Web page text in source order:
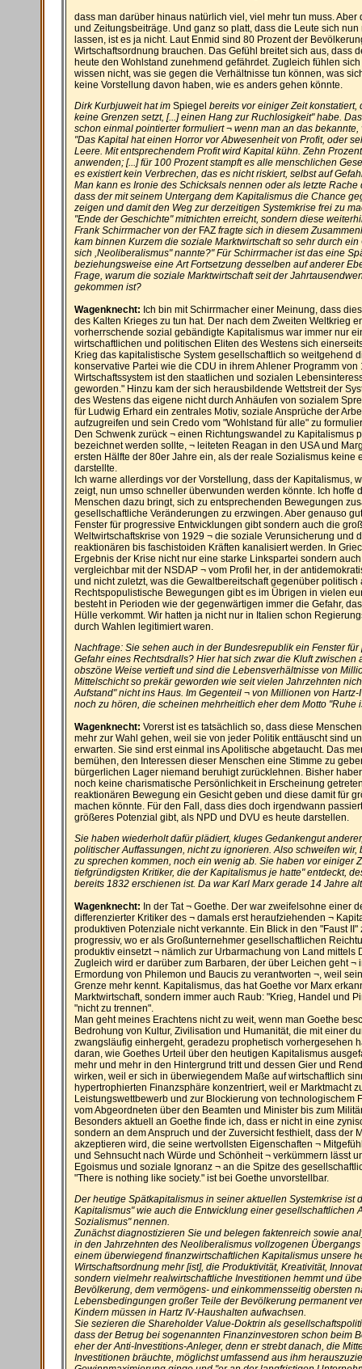
dass man darüber hinaus natürlich viel, viel mehr tun muss.
und Zeitungsbeiträge. Und ganz so platt, dass die Leute sich
lassen, ist es ja nicht. Laut Enmid sind 80 Prozent der
Wirtschaftsordnung brauchen. Das Gefühl breitet sich aus, dass
heute den Wohlstand zunehmend gefährdet. Zugleich fühlen
wissen nicht, was sie gegen die Verhältnisse tun können, was
keine Vorstellung davon haben, wie es anders gehen könnte.
Dirk Kurbjuweit hat im Spiegel bereits vor einiger Zeit
keine Grenzen setzt, [...] einen Hang zur Ruchlosigkeit" habe.
schon einmal pointierter formuliert ¬ wenn man an das
"Das Kapital hat einen Horror vor Abwesenheit von Profit, oder
Leere. Mit entsprechendem Profit wird Kapital kühn. Zehn
anwenden; [...] für 100 Prozent stampft es alle menschlichen
es existiert kein Verbrechen, das es nicht riskiert, selbst auf
Man kann es Ironie des Schicksals nennen oder als letzte
dass der mit seinem Untergang dem Kapitalismus die Chance
zeigen und damit den Weg zur derzeitigen Systemkrise frei zu
"Ende der Geschichte" mitnichten erreicht, sondern diese
Frank Schirrmacher von der FAZ fragte sich in diesem
kam binnen Kurzem die soziale Marktwirtschaft so sehr durch
sich ,Neoliberalismus" nannte?" Für Schirrmacher ist das eine
beziehungsweise eine Art Fortsetzung desselben auf anderer
Frage, warum die soziale Marktwirtschaft seit der
gekommen ist?
Wagenknecht: Ich bin mit Schirrmacher einer Meinung, dass
des Kalten Krieges zu tun hat. Der nach dem Zweiten Weltkrieg
vorherrschende sozial gebändigte Kapitalismus war immer nur
wirtschaftlichen und politischen Eliten des Westens sich
Krieg das kapitalistische System gesellschaftlich so weitgehend
konservative Partei wie die CDU in ihrem Ahlener Programm
Wirtschaftssystem ist den staatlichen und sozialen
geworden." Hinzu kam der sich herausbildende Wettstreit der
des Westens das eigene nicht durch Anhäufen von sozialem
für Ludwig Erhard ein zentrales Motiv, soziale Ansprüche der
aufzugreifen und sein Credo vom "Wohlstand für alle" zu
Den Schwenk zurück ¬ einen Richtungswandel zu Kapitalismus
bezeichnet werden sollte, ¬ leiteten Reagan in den USA und
ersten Hälfte der 80er Jahre ein, als der reale Sozialismus keine
darstellte.
Ich warne allerdings vor der Vorstellung, dass der Kapitalismus,
zeigt, nun umso schneller überwunden werden könnte. Ich hoffe
Menschen dazu bringt, sich zu entsprechenden Bewegungen
gesellschaftliche Veränderungen zu erzwingen. Aber genauso
Fenster für progressive Entwicklungen gibt sondern auch die
Weltwirtschaftskrise von 1929 ¬ die soziale Verunsicherung und
reaktionären bis faschistoiden Kräften kanalisiert werden. In
Ergebnis der Krise nicht nur eine starke Linkspartei sondern
vergleichbar mit der NSDAP ¬ vom Profil her, in der
und nicht zuletzt, was die Gewaltbereitschaft gegenüber
Rechtspopulistische Bewegungen gibt es im Übrigen in vielen
besteht in Perioden wie der gegenwärtigen immer die Gefahr,
Hülle verkommt. Wir hatten ja nicht nur in Italien schon
durch Wahlen legitimiert waren.
Nachfrage: Sie sehen auch in der Bundesrepublik ein Fenster
Gefahr eines Rechtsdralls? Hier hat sich zwar die Kluft
obszöne Weise vertieft und sind die Lebensverhältnisse von
Mittelschicht so prekär geworden wie seit vielen Jahrzehnten
Aufstand" nicht ins Haus. Im Gegenteil ¬ von Millionen von
noch zu hören, die scheinen mehrheitlich eher dem Motto "Ruhe
Wagenknecht: Vorerst ist es tatsächlich so, dass diese
mehr zur Wahl gehen, weil sie von jeder Politik enttäuscht sind
erwarten. Sie sind erst einmal ins Apolitische abgetaucht. Das
bemühen, den Interessen dieser Menschen eine Stimme zu
bürgerlichen Lager niemand beruhigt zurücklehnen. Bisher
noch keine charismatische Persönlichkeit in Erscheinung
reaktionären Bewegung ein Gesicht geben und diese damit für
machen könnte. Für den Fall, dass dies doch irgendwann
größeres Potenzial gibt, als NPD und DVU es heute darstellen.
Sie haben wiederholt dafür plädiert, kluges Gedankengut
politischer Auffassungen, nicht zu ignorieren. Also schweifen
zu sprechen kommen, noch ein wenig ab. Sie haben vor einiger
tiefgründigsten Kritiker, die der Kapitalismus je hatte" entdeckt,
bereits 1832 erschienen ist. Da war Karl Marx gerade 14 Jahre
Wagenknecht: In der Tat ¬ Goethe. Der war zweifelsohne einer
differenzierter Kritiker des ¬ damals erst heraufziehenden ¬
produktiven Potenziale nicht verkannte. Ein Blick in den "Faust
progressiv, wo er als Großunternehmer gesellschaftlichen
produktiv einsetzt ¬ nämlich zur Urbarmachung von Land mittels
Zugleich wird er darüber zum Barbaren, der über Leichen geht ¬
Ermordung von Philemon und Baucis zu verantworten ¬, weil
Grenze mehr kennt. Kapitalismus, das hat Goethe vor Marx
Marktwirtschaft, sondern immer auch Raub: "Krieg, Handel und
"nicht zu trennen".
Man geht meines Erachtens nicht zu weit, wenn man Goethe
Bedrohung von Kultur, Zivilisation und Humanität, die mit einer
zwangsläufig einhergeht, geradezu prophetisch vorhergesehen
daran, wie Goethes Urteil über den heutigen Kapitalismus
mehr und mehr in den Hintergrund tritt und dessen Gier und
wirken, weil er sich in überwiegendem Maße auf wirtschaftlich
hypertrophierten Finanzsphäre konzentriert, weil er Marktmacht
Leistungswettbewerb und zur Blockierung von technologischem
vom Abgeordneten über den Beamten und Minister bis zum
Besonders aktuell an Goethe finde ich, dass er nicht in eine
sondern an dem Anspruch und der Zuversicht festhielt, dass der
akzeptieren wird, die seine wertvollsten Eigenschaften ¬
und Sehnsucht nach Würde und Schönheit ¬ verkümmern lässt
Egoismus und soziale Ignoranz ¬ an die Spitze des
"There is nothing like society." ist bei Goethe unvorstellbar.
Der heutige Spätkapitalismus in seiner aktuellen Systemkrise ist
Kapitalismus" wie auch die Entwicklung einer gesellschaftlichen
Sozialismus" nennen.
Zunächst diagnostizieren Sie und belegen faktenreich sowie
in den Jahrzehnten des Neoliberalismus vollzogenen
einem überwiegend finanzwirtschaftlichen Kapitalismus unsere
Wirtschaftsordnung mehr [ist], die Produktivität, Kreativität,
sondern vielmehr realwirtschaftliche Investitionen hemmt und
Bevölkerung, dem vermögens- und einkommensseitig obersten
Lebensbedingungen großer Teile der Bevölkerung permanent
Kindern müssen in Hartz IV-Haushalten aufwachsen.
Sie sezieren die Shareholder Value-Doktrin als
dass der Betrug bei sogenannten Finanzinvestoren schon beim
eher der Anti-Investitions-Anleger, denn er strebt danach, die
Investitionen bräuchte, möglichst umfassend aus ihm